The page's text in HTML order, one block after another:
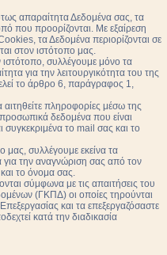
απαραίτητα Δεδομένα σας, τα
που προορίζονται. Με εξαίρεση
τα Δεδομένα περιορίζονται σε
στον ιστότοπο μας.
ιστότοπο, συλλέγουμε μόνο τα
για την λειτουργικότητα του της
το άρθρο 6, παράγραφος 1,
αιτηθείτε πληροφορίες μέσω της
δεδομένα που είναι
συγκεκριμένα το mail σας και το
μας, συλλέγουμε εκείνα τα
την αναγνώριση σας από τον
το όνομα σας.
σύμφωνα με τις απαιτήσεις του
(ΓΚΠΔ) οι οποίες τηρούνται
και τα επεξεργαζόσαστε
κατά την διαδικασία